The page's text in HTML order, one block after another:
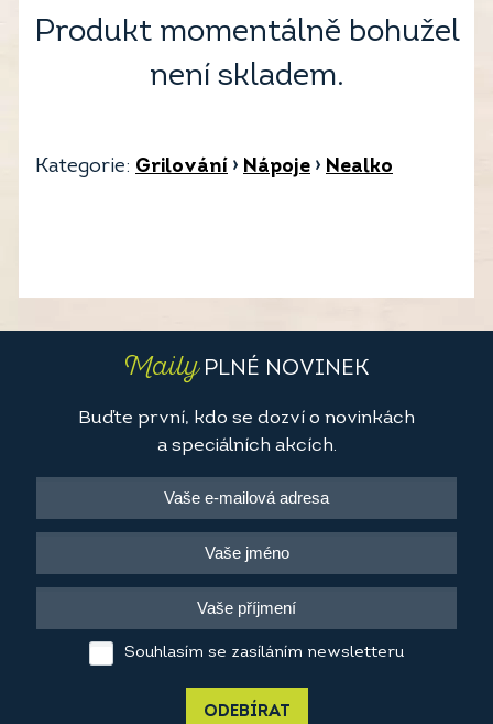
Produkt momentálně bohužel
není skladem.
Kategorie: Grilování › Nápoje › Nealko
MailyPLNÉ NOVINEK
Buďte první, kdo se dozví o novinkách
a speciálních akcích.
Souhlasím se zasíláním newsletteru
ODEBÍRAT